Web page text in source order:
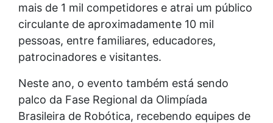
mais de 1 mil competidores e atrai um público
circulante de aproximadamente 10 mil
pessoas, entre familiares, educadores,
patrocinadores e visitantes.
Neste ano, o evento também está sendo
palco da Fase Regional da Olimpíada
Brasileira de Robótica, recebendo equipes de